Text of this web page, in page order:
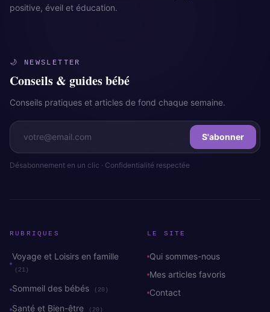
positive, éveil et éducation.
🌙 NEWSLETTER
Conseils & guides bébé
Conseils pratiques et articles de fond chaque semaine.
S'abonner
Désabonnement en un clic · Confidentialité respectée
RUBRIQUES
Voyage et Loisirs en famille
(21)
Sommeil des bébés (20)
Santé et Bien-être (20)
LE SITE
Qui sommes-nous
Mes articles favoris
Contact